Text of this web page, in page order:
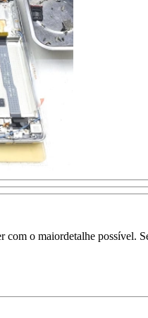
com o maiordetalhe possível.